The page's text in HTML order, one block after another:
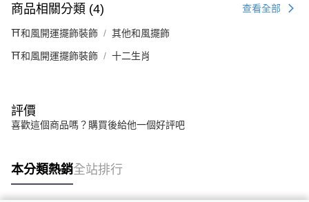
商品相關分類 (4) 查看全部
⛩️和風開運擺飾裝飾 其他和風擺飾
⛩️和風開運擺飾裝飾 十二生肖
評價
喜歡這個商品嗎？購買後給他一個好評吧
本分類熱銷全站排行